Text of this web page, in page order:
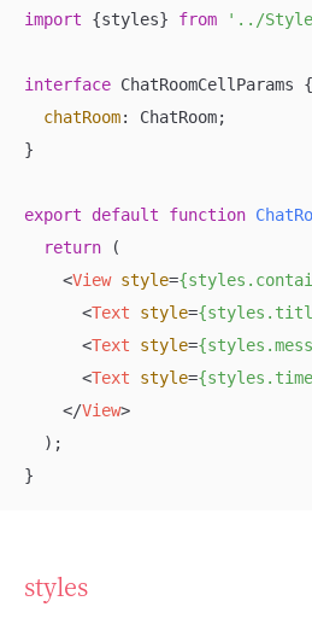
import {styles} from '../
interface ChatRoomCellParams {
chatRoom: ChatRoom;
}
export default function
return (
<View style=
<Text style=
<Text style=
<Text style=
</View>
  );
}
styles